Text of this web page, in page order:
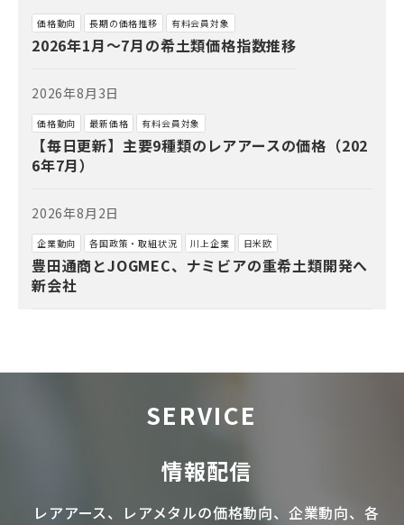
価格動向 長期の価格推移 有料会員対象
2026年1月～7月の希土類価格指数推移
2026年8月3日
価格動向 最新価格 有料会員対象
【毎日更新】主要9種類のレアアースの価格（202
6年7月）
2026年8月2日
企業動向 各国政策・取組状況 川上企業 日米欧
豊田通商とJOGMEC、ナミビアの重希土類開発へ
新会社
SERVICE
情報配信
レアアース、 レアメタルの価格動向、企業動向、各